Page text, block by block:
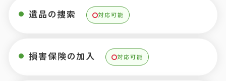
遺品の捜索 対応可能
損害保険の加入 対応可能